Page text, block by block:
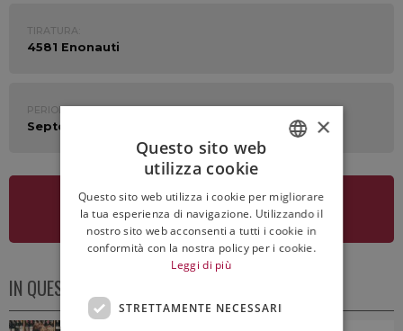
TIRATURA:
4581 Enonauti
PERIODO:
September 4th - 8th 2023
VEDI LA NEWSLETTER
IN QUESTO NUMERO
ENGLISH
×
Questo sito web
utilizza cookie
Questo sito web utilizza i cookie per migliorare
la tua esperienza di navigazione. Utilizzando il
nostro sito web acconsenti a tutti i cookie in
conformità con la nostra policy per i cookie.
Leggi di più
STRETTAMENTE NECESSARI